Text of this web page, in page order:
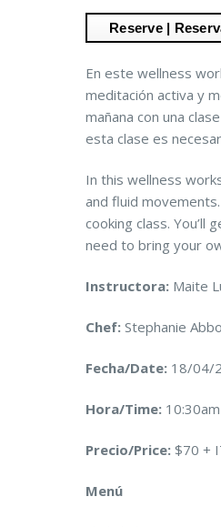
En este wellness
meditación activa y
mañana con una
esta clase es
In this wellness
and fluid
cooking class. You’ll
need to bring your
Instructora: Maite
Chef: Stephanie
Fecha/Date: 18/04/
Hora/Time:
Precio/Price: $70 +
Menú